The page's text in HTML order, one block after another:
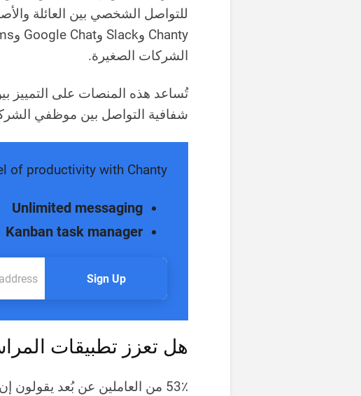
للتواصل الشخصي بين العائلة
الشركات الصغيرة.
تُساعد هذه المنصات على التمييز
شفافية التواصل بين موظفي
of productivity with Chanty
Unlimited messaging
Kanban task manager
Sign Up
هل تعزز تطبيقات
53٪ من العاملين عن بُعد